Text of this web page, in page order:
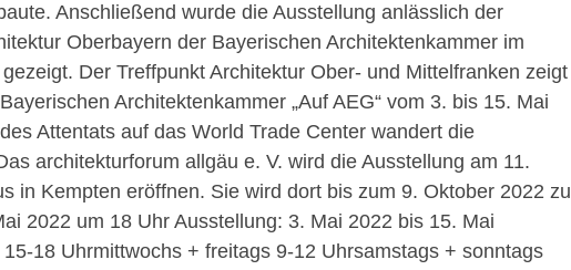
Anschließend wurde die Ausstellung anlässlich der
Oberbayern der Bayerischen Architektenkammer im
Der Treffpunkt Architektur Ober- und Mittelfranken zeigt
Architektenkammer „Auf AEG“ vom 3. bis 15. Mai
Attentats auf das World Trade Center wandert die
architekturforum allgäu e. V. wird die Ausstellung am 11.
in Kempten eröffnen. Sie wird dort bis zum 9. Oktober 2022 zu
2022 um 18 Uhr Ausstellung: 3. Mai 2022 bis 15. Mai
18 Uhrmittwochs + freitags 9-12 Uhrsamstags + sonntags